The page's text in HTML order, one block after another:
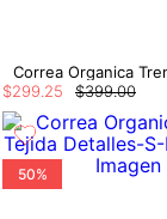
Correa Organica
$399.00
$299 25
50%